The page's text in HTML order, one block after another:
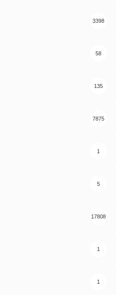
3398
58
135
7875
1
5
17808
1
1